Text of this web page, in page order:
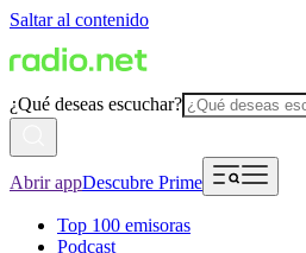
Saltar al contenido
¿Qué deseas escuchar?
Abrir appDescubre Prime
Top 100 emisoras
Podcast